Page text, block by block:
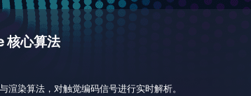
核心算法
渲染算法，对触觉编码信号进行实时解析。